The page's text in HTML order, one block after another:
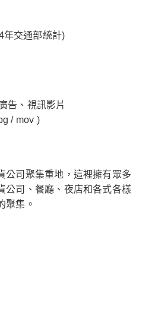
年交通部統計)
告、視訊影片
/ mov )
公司聚集重地，這裡擁有眾多
公司、餐廳、夜店和各式各樣
聚集。